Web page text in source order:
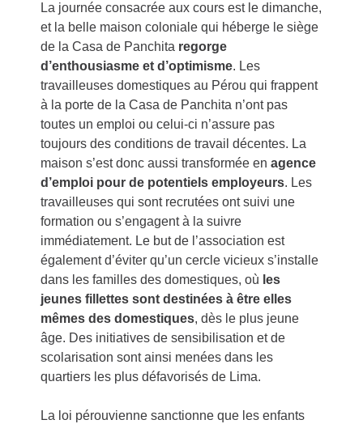
La journée consacrée aux cours est le dimanche,
et la belle maison coloniale qui héberge le siège
de la Casa de Panchita regorge
d’enthousiasme et d’optimisme. Les
travailleuses domestiques au Pérou qui frappent
à la porte de la Casa de Panchita n’ont pas
toutes un emploi ou celui-ci n’assure pas
toujours des conditions de travail décentes. La
maison s’est donc aussi transformée enagence
d’emploi pour de potentiels employeurs. Les
travailleuses qui sont recrutées ont suivi une
formation ou s’engagent à la suivre
immédiatement. Le but de l’association est
également d’éviter qu’un cercle vicieux s’installe
dans les familles des domestiques, où les
jeunes fillettes sont destinées à être elles
mêmes des domestiques, dès le plus jeune
âge. Des initiatives de sensibilisation et de
scolarisation sont ainsi menées dans les
quartiers les plus défavorisés de Lima.
La loi pérouvienne sanctionne que les enfants